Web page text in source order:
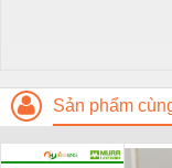
Sản phẩm